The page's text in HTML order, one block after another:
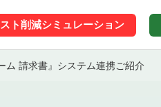
ト削減シミュレーション
ム 請求書』システム連携ご紹介